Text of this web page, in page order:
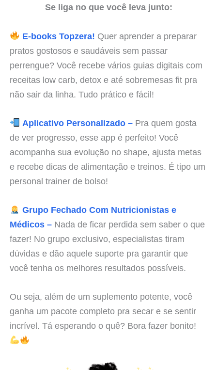
Se liga no que você leva junto:
E-books Topzera! Quer aprender a preparar
pratos gostosos e saudáveis sem passar
perrengue? Você recebe vários guias digitais com
receitas low carb, detox e até sobremesas fit pra
não sair da linha. Tudo prático e fácil!
Aplicativo Personalizado –Pra quem gosta
de ver progresso, esse app é perfeito! Você
acompanha sua evolução no shape, ajusta metas
e recebe dicas de alimentação e treinos. É tipo um
personal trainer de bolso!
Grupo Fechado Com Nutricionistas e
Médicos – Nada de ficar perdida sem saber o que
fazer! No grupo exclusivo, especialistas tiram
dúvidas e dão aquele suporte pra garantir que
você tenha os melhores resultados possíveis.
Ou seja, além de um suplemento potente, você
ganha um pacote completo pra secar e se sentir
incrível. Tá esperando o quê? Bora fazer bonito!